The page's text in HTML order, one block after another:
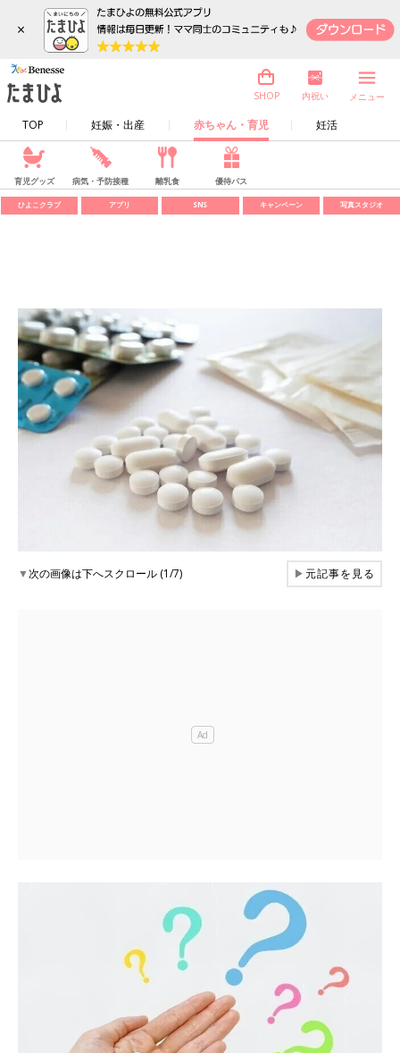
×
TOP 妊娠・出産 赤ちゃん・育児 妊活
SHOP 内祝い メニュー
育児グッズ 病気・予防接種 離乳食 優待パス
ひよこクラブ アプリ SNS キャンペーン 写真スタジオ
▼次の画像は下へスクロール (1/7) ▶元記事を見る